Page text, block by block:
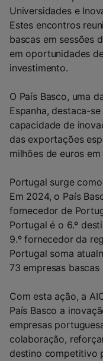
Universidades e
Estes encontros
bascas em sessões
em oportunidades
investimento.
O País Basco, uma
Espanha, destaca-
capacidade de
das exportações
milhões de euros
Portugal surge
Em 2024, o País
fornecedor de
Portugal é o 6.º
9.º fornecedor da
Portugal soma
73 empresas
Com esta ação, a
País Basco a
empresas
colaboração,
destino competitivo